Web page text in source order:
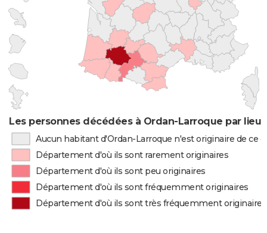
Les personnes décédées à Ordan-Larroque par lieu
Aucun habitant d'Ordan-Larroque n'est originaire de ce
Département d'où ils sont rarement originaires
Département d'où ils sont peu originaires
Département d'où ils sont fréquemment originaires
Département d'où ils sont très fréquemment originaires